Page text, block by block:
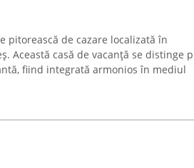
pitorească de cazare localizată în
Această casă de vacanță se distinge
fiind integrată armonios în mediul